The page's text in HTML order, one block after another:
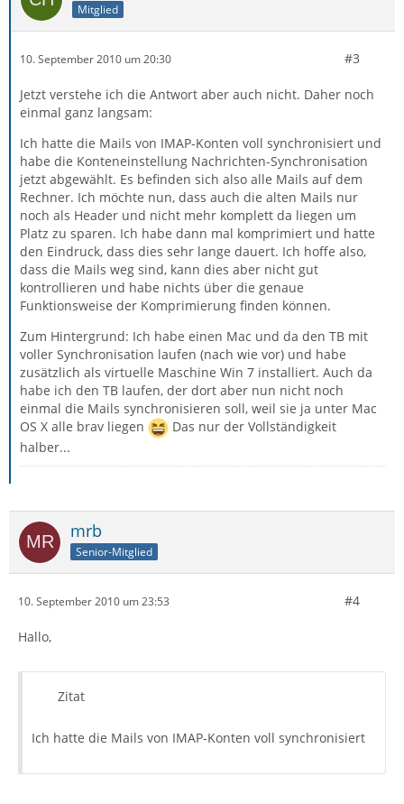
Mitglied
10. September 2010 um 20:30 #3
Jetzt verstehe ich die Antwort aber auch nicht. Daher noch
einmal ganz langsam:
Ich hatte die Mails von IMAP-Konten voll synchronisiert und
habe die Konteneinstellung Nachrichten-Synchronisation
jetzt abgewählt. Es befinden sich also alle Mails auf dem
Rechner. Ich möchte nun, dass auch die alten Mails nur
noch als Header und nicht mehr komplett da liegen um
Platz zu sparen. Ich habe dann mal komprimiert und hatte
den Eindruck, dass dies sehr lange dauert. Ich hoffe also,
dass die Mails weg sind, kann dies aber nicht gut
kontrollieren und habe nichts über die genaue
Funktionsweise der Komprimierung finden können.
Zum Hintergrund: Ich habe einen Mac und da den TB mit
voller Synchronisation laufen (nach wie vor) und habe
zusätzlich als virtuelle Maschine Win 7 installiert. Auch da
habe ich den TB laufen, der dort aber nun nicht noch
einmal die Mails synchronisieren soll, weil sie ja unter Mac
OS X alle brav liegen
Das nur der Vollständigkeit
halber...
mrb
Senior-Mitglied
10. September 2010 um 23:53 #4
Hallo,
Zitat
Ich hatte die Mails von IMAP-Konten voll synchronisiert